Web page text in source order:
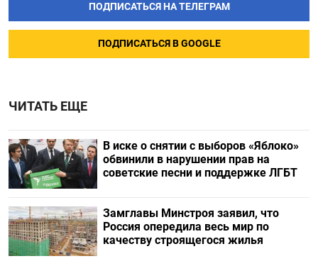
ПОДПИСАТЬСЯ НА ТЕЛЕГРАМ
ПОДПИСАТЬСЯ В GOOGLE
ЧИТАТЬ ЕЩЕ
В иске о снятии с выборов «Яблоко»
обвинили в нарушении прав на
советские песни и поддержке ЛГБТ
Замглавы Минстроя заявил, что
Россия опередила весь мир по
качеству строящегося жилья